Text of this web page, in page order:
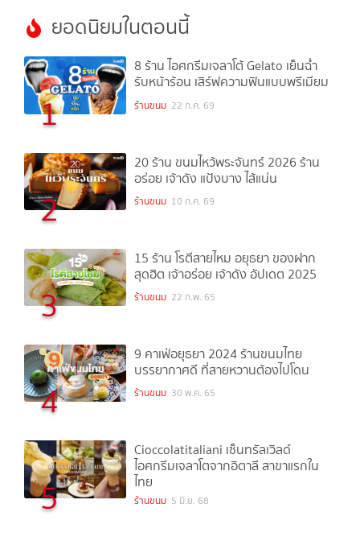
ยอดนิยมในตอนนี้
1
8 ร้าน ไอศกรีมเจลาโต้ Gelato เย็นฉ่ำ
รับหน้าร้อน เสิร์ฟความฟินแบบพรีเมียม
ร้านขนม 22 ก.ค. 69
2
20 ร้าน ขนมไหว้พระจันทร์ 2026 ร้าน
อร่อย เจ้าดัง แป้งบาง ไส้แน่น
ร้านขนม 10 ก.ค. 69
3
15 ร้าน โรตีสายไหม อยุธยา ของฝาก
สุดฮิต เจ้าอร่อย เจ้าดัง อัปเดต 2025
ร้านขนม 22 ก.พ. 65
4
9 คาเฟ่อยุธยา 2024 ร้านขนมไทย
บรรยากาศดี ที่สายหวานต้องไปโดน
ร้านขนม 30 พ.ค. 65
5
Cioccolatitaliani เซ็นทรัลเวิลด์
ไอศกรีมเจลาโตจากอิตาลี สาขาแรกใน
ไทย
ร้านขนม 5 มิ.ย. 68